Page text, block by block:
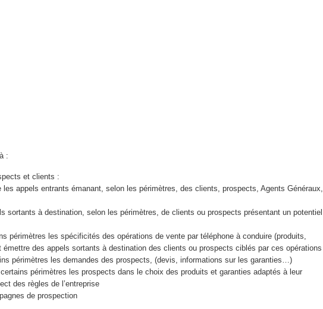
:
et clients :
les appels entrants émanant, selon les périmètres, des clients, prospects, Agents Généraux,
sortants à destination, selon les périmètres, de clients ou prospects présentant un potentiel
périmètres les spécificités des opérations de vente par téléphone à conduire (produits,
des appels sortants à destination des clients ou prospects ciblés par ces opérations
périmètres les demandes des prospects, (devis, informations sur les garanties…)
périmètres les prospects dans le choix des produits et garanties adaptés à leur
des règles de l’entreprise
de prospection